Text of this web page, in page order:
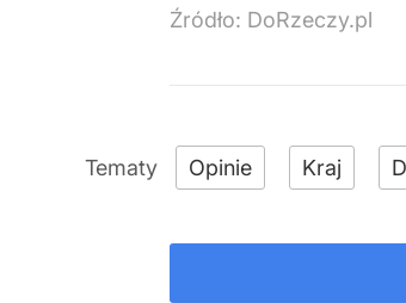
Źródło: DoRzeczy.pl
Opinie Kraj